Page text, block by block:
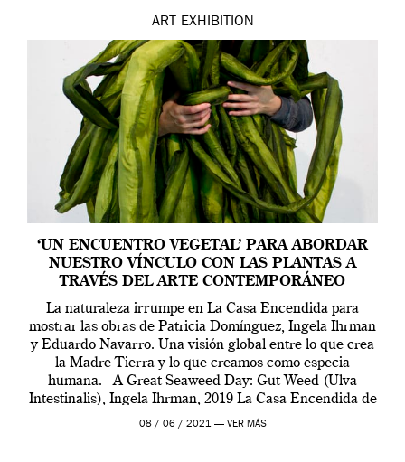
ART EXHIBITION
‘UN ENCUENTRO VEGETAL’ PARA ABORDAR
NUESTRO VÍNCULO CON LAS PLANTAS A
TRAVÉS DEL ARTE CONTEMPORÁNEO
La naturaleza irrumpe en La Casa Encendida para
mostrar las obras de Patricia Domínguez, Ingela Ihrman
y Eduardo Navarro. Una visión global entre lo que crea
la Madre Tierra y lo que creamos como especia
humana. A Great Seaweed Day: Gut Weed (Ulva
Intestinalis), Ingela Ihrman, 2019 La Casa Encendida de
Madrid y la Wellcome […]
08 / 06 / 2021 — VER MÁS